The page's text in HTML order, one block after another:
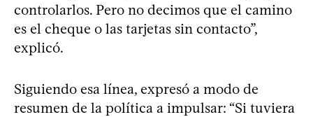
controlarlos. Pero no decimos que el camino
es el cheque o las tarjetas sin contacto”,
explicó.
Siguiendo esa línea, expresó a modo de
resumen de la política a impulsar: “Si tuviera